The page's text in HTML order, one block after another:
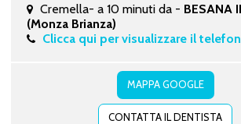
Cremella- a 10 minuti da - BESANA
(Monza Brianza)
Clicca qui per visualizzare il
MAPPA GOOGLE
CONTATTA IL DENTISTA